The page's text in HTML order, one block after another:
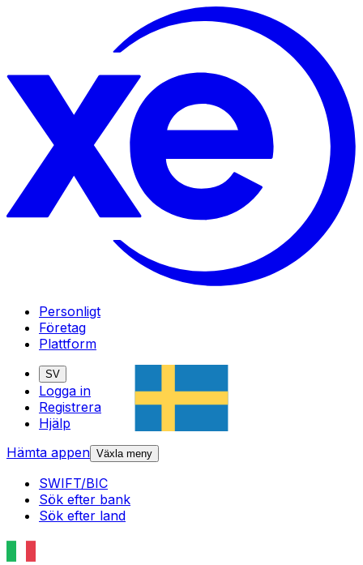
Personligt
Företag
Plattform
SV
Logga in
Registrera
Hjälp
Hämta appen Växla meny
SWIFT/BIC
Sök efter bank
Sök efter land